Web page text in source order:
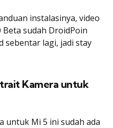
instalasinya, video
sudah DroidPoin
sebentar lagi, jadi stay
Kamera untuk
untuk Mi 5 ini sudah ada